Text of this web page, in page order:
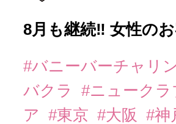
8月も継続‼️ 女性の
#バニーバーチャリ
バクラ
#ニュークラ
ア
#東京 #大阪 #神